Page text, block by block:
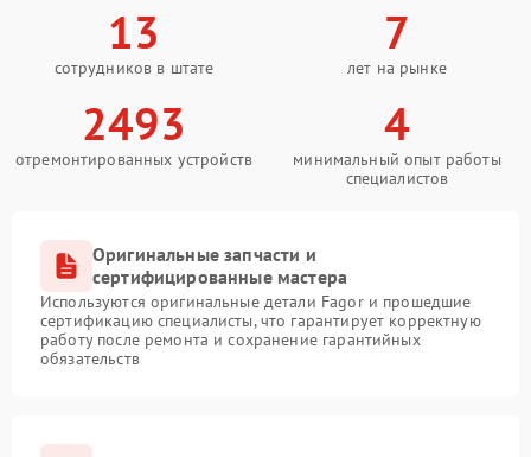
13
сотрудников в штате
7
лет на рынке
2493
отремонтированных устройств
4
минимальный опыт работы
специалистов
Оригинальные запчасти и
сертифицированные мастера
Используются оригинальные детали Fagor и прошедшие
сертификацию специалисты, что гарантирует корректную
работу после ремонта и сохранение гарантийных
обязательств